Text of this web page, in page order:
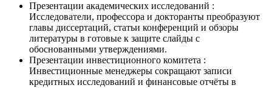
Презентации академических исследований :
Исследователи, профессора и докторанты преобразуют
главы диссертаций, статьи конференций и обзоры
литературы в готовые к защите слайды с
обоснованными утверждениями.
Презентации инвестиционного комитета :
Инвестиционные менеджеры сокращают записи
кредитных исследований и финансовые отчёты в